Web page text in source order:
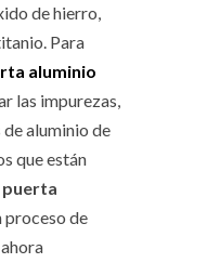
de hierro,
Para
aluminio
las impurezas,
aluminio de
que están
puerta
proceso de